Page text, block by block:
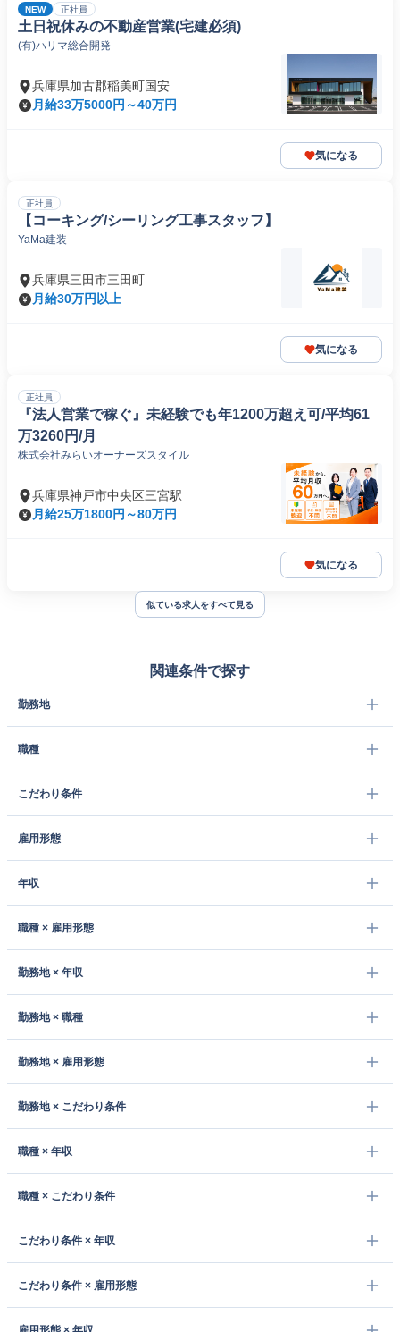
NEW 正社員
土日祝休みの不動産営業(宅建必須)
(有)ハリマ総合開発
兵庫県加古郡稲美町国安
月給33万5000円～40万円
気になる
正社員
【コーキング/シーリング工事スタッフ】
YaMa建装
兵庫県三田市三田町
月給30万円以上
気になる
正社員
『法人営業で稼ぐ』未経験でも年1200万超え可/平均61
万3260円/月
株式会社みらいオーナーズスタイル
兵庫県神戸市中央区三宮駅
月給25万1800円～80万円
気になる
似ている求人をすべて見る
関連条件で探す
勤務地
職種
こだわり条件
雇用形態
年収
職種 × 雇用形態
勤務地 × 年収
勤務地 × 職種
勤務地 × 雇用形態
勤務地 × こだわり条件
職種 × 年収
職種 × こだわり条件
こだわり条件 × 年収
こだわり条件 × 雇用形態